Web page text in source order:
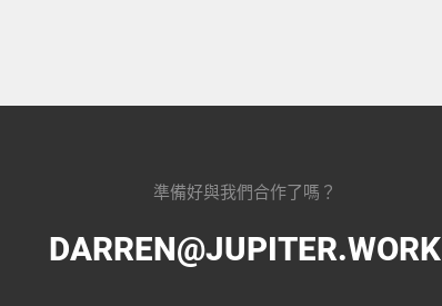
準備好與我們合作了嗎？
DARREN@JUPITER.WORK